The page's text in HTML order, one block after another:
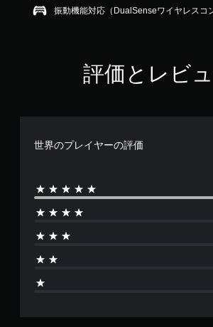
振動機能対応（DualSenseワイヤレスコ
評価とレビ
世界のプレイヤーの評価